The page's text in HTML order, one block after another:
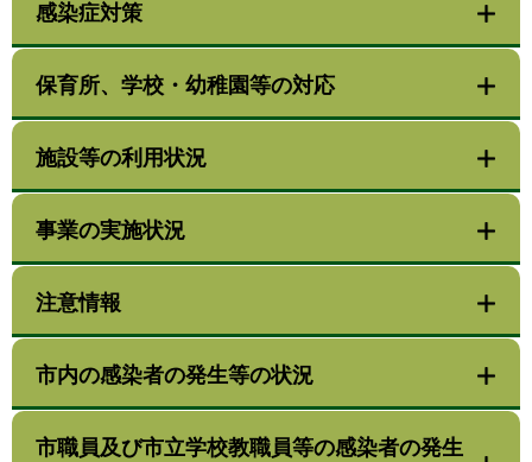
感染症対策
保育所、学校・幼稚園等の対応
施設等の利用状況
事業の実施状況
注意情報
市内の感染者の発生等の状況
市職員及び市立学校教職員等の感染者の発生